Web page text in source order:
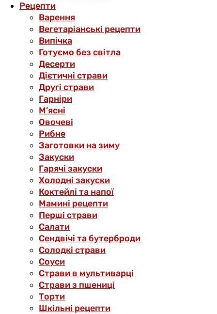
Рецепти
Варення
Вегетаріанські рецепти
Випічка
Готуємо без світла
Десерти
Дієтичні страви
Другі страви
Гарніри
М’ясні
Овочеві
Рибне
Заготовки на зиму
Закуски
Гарячі закуски
Холодні закуски
Коктейлі та напої
Мамині рецепти
Перші страви
Салати
Сендвічі та бутерброди
Солодкі страви
Соуси
Страви в мультиварці
Страви з пшениці
Торти
Шкільні рецепти